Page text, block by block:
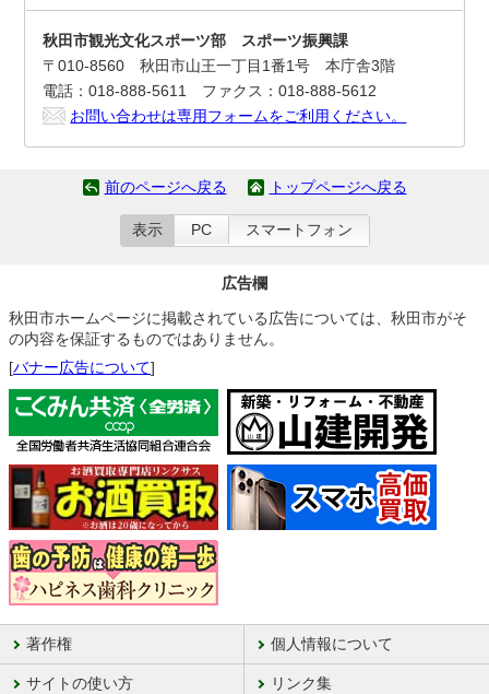
秋田市観光文化スポーツ部 スポーツ振興課
〒010-8560 秋田市山王一丁目1番1号 本庁舎3階
電話：018-888-5611 ファクス：018-888-5612
お問い合わせは専用フォームをご利用ください。
前のページへ戻る トップページへ戻る
表示 PC スマートフォン
広告欄
秋田市ホームページに掲載されている広告については、秋田市がそ
の内容を保証するものではありません。
[バナー広告について]
著作権 個人情報について
サイトの使い方 リンク集